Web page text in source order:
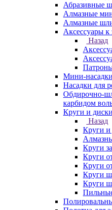
Абразивные
Алмазные
Алмазные
Аксессуары к
Назад
Мини-
Насадки для
Обдирочно-
карбидом
Круги и диски
Назад
Круги и
Круги
Круги
Круги
Круги
Круги